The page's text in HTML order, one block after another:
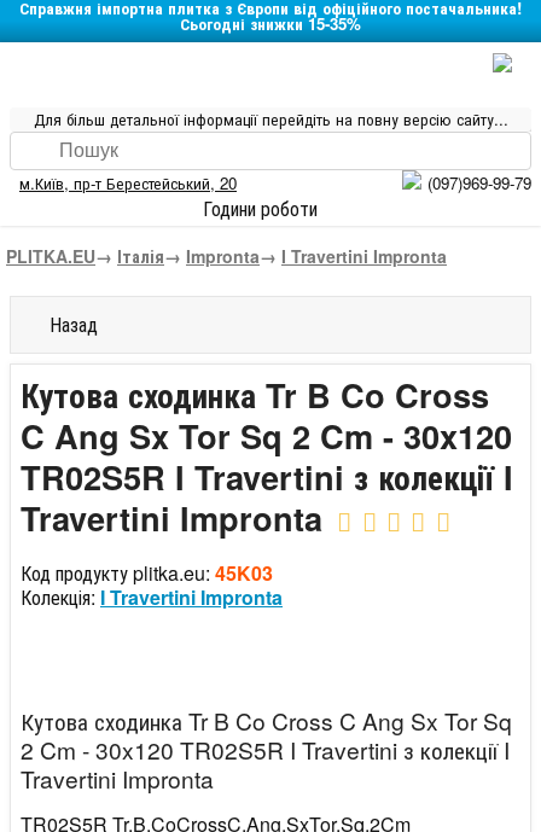
Справжня імпортна плитка з Європи від офіційного постачальника!
Сьогодні знижки 15-35%
Для більш детальної інформації перейдіть на повну версію сайту...
м.Київ, пр-т Берестейський, 20 (097)969-99-79
Години роботи
PLITKA.EU→ Італія→ Impronta→ I Travertini Impronta
Назад
Кутова сходинка Tr B Co Cross
C Ang Sx Tor Sq 2 Cm - 30x120
TR02S5R I Travertini з колекції I
Travertini Impronta
Код продукту plitka.eu: 45K03
Колекція: I Travertini Impronta
Кутова сходинка Tr B Co Cross C Ang Sx Tor Sq
2 Cm - 30x120 TR02S5R I Travertini з колекції I
Travertini Impronta
TR02S5R Tr.B.CoCrossC.Ang.SxTor.Sq.2Cm